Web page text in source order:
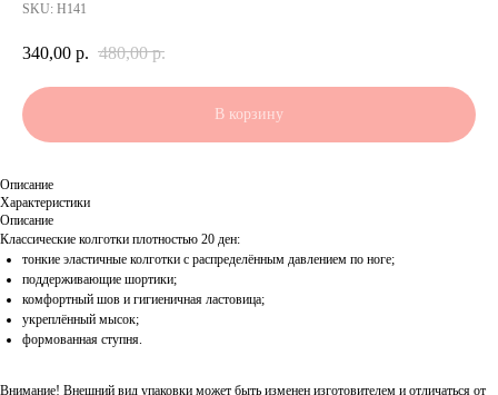
SKU: Н141
340,00 р. 480,00 р.
В корзину
Описание
Характеристики
Описание
Классические колготки плотностью 20 ден:
тонкие эластичные колготки с распределённым давлением по ноге;
поддерживающие шортики;
комфортный шов и гигиеничная ластовица;
укреплённый мысок;
формованная ступня.
Внимание! Внешний вид упаковки может быть изменен изготовителем и отличаться от